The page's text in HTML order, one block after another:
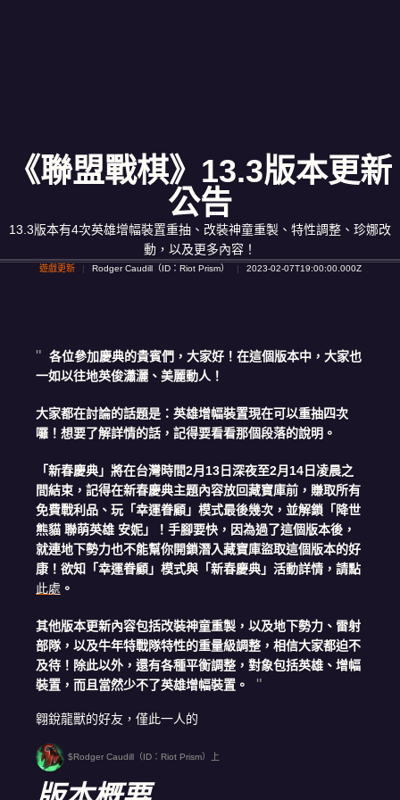
《聯盟戰棋》13.3版本更新
公告
13.3版本有4次英雄增幅裝置重抽、改裝神童重製、特性調整、珍娜改
動，以及更多內容！
遊戲更新 Rodger Caudill（ID：Riot Prism） 2023-02-07T19:00:00.000Z
各位參加慶典的貴賓們，大家好！在這個版本中，大家也
一如以往地英俊瀟灑、美麗動人！
大家都在討論的話題是：英雄增幅裝置現在可以重抽四次
囉！想要了解詳情的話，記得要看看那個段落的說明。
「新春慶典」將在台灣時間2月13日深夜至2月14日凌晨之
間結束，記得在新春慶典主題內容放回藏寶庫前，賺取所有
免費戰利品、玩「幸運眷顧」模式最後幾次，並解鎖「降世
熊貓 聯萌英雄 安妮」！手腳要快，因為過了這個版本後，
就連地下勢力也不能幫你開鎖潛入藏寶庫盜取這個版本的好
康！欲知「幸運眷顧」模式與「新春慶典」活動詳情，請點
此處 。
其他版本更新內容包括改裝神童重製，以及地下勢力、雷射
部隊，以及牛年特戰隊特性的重量級調整，相信大家都迫不
及待！除此以外，還有各種平衡調整，對象包括英雄、增幅
裝置，而且當然少不了英雄增幅裝置。
翱銳龍獸的好友，僅此一人的
$Rodger Caudill（ID：Riot Prism）上